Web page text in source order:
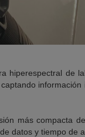
hiperespectral de
más compacta
datos y tiempo de